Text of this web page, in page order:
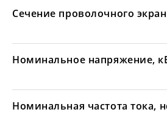
Сечение проволочного
Номинальное напряжение,
Номинальная частота тока,